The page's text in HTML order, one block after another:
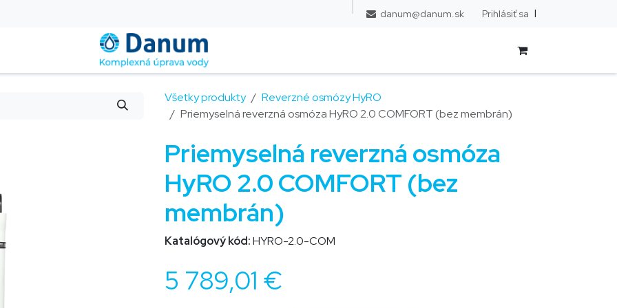
danum@danum.sk Prihlásiť sa l
Všetky produkty
Reverzné osmózy HyRO
Priemyselná reverzná osmóza HyRO 2.0 COMFORT (bez membrán)
Priemyselná reverzná osmóza
HyRO 2.0 COMFORT (bez
membrán)
Katalógový kód:HYRO-2.0-COM
5 789,01 €